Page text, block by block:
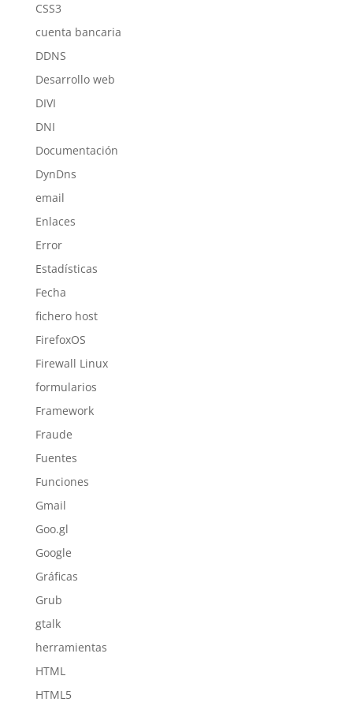
CSS3
cuenta bancaria
DDNS
Desarrollo web
DIVI
DNI
Documentación
DynDns
email
Enlaces
Error
Estadísticas
Fecha
fichero host
FirefoxOS
Firewall Linux
formularios
Framework
Fraude
Fuentes
Funciones
Gmail
Goo.gl
Google
Gráficas
Grub
gtalk
herramientas
HTML
HTML5